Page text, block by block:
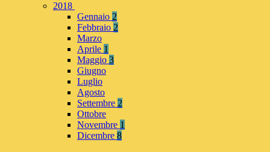
2018
Gennaio 2
Febbraio 2
Marzo
Aprile 1
Maggio 3
Giugno
Luglio
Agosto
Settembre 2
Ottobre
Novembre 1
Dicembre 8